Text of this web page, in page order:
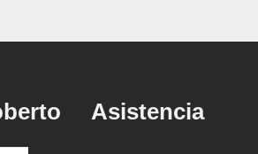
Asistencia